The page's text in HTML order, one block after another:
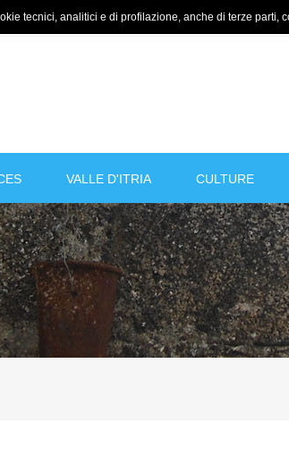
tecnici, analitici e di profilazione, anche di terze
VALLE D'ITRIA CULTURE